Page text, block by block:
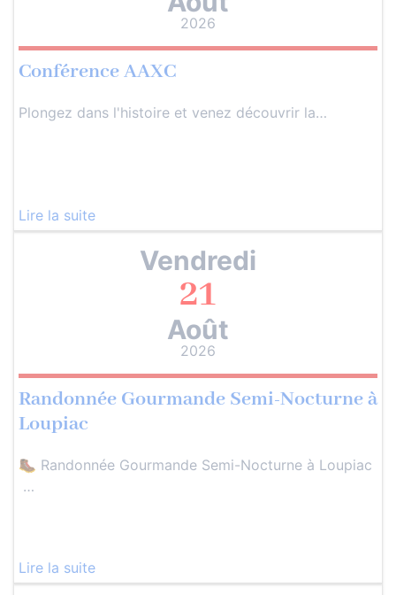
2026
Conférence AAXC
Plongez dans l'histoire et venez découvrir la…
Lire la suite
Vendredi
21
Août
2026
Randonnée Gourmande Semi-Nocturne à
Loupiac
🥾 Randonnée Gourmande Semi-Nocturne à Loupiac
…
Lire la suite